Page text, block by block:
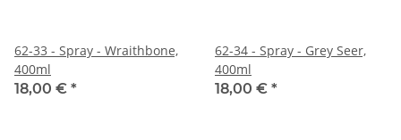
62-33 - Spray - Wraithbone,
400ml
18,00 € *
62-34 - Spray - Grey Seer,
400ml
18,00 € *